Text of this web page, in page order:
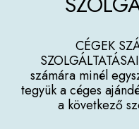
CÉGEK
számára minél
tegyük a céges
a következő